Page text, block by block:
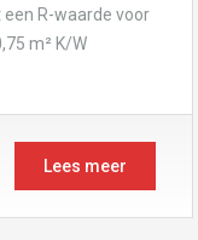
R-waarde voor
m² K/W
Lees meer